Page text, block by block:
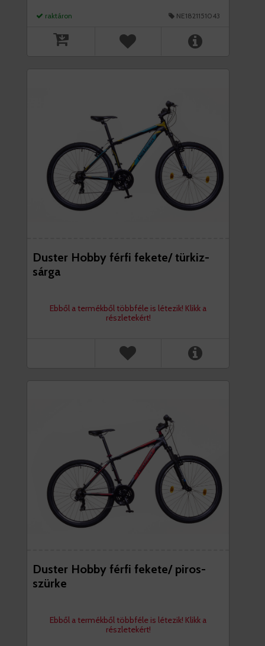
raktáron NE1821151043
Duster Hobby férfi fekete/ türkiz-
sárga
Ebből a termékből többféle is létezik! Klikk a
részletekért!
Duster Hobby férfi fekete/ piros-
szürke
Ebből a termékből többféle is létezik! Klikk a
részletekért!